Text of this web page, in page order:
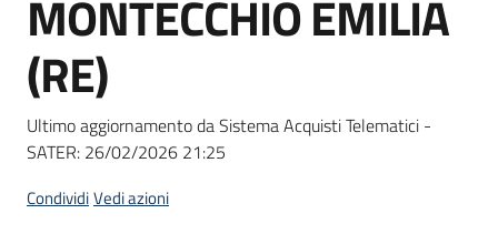
English
site
su
MONTECCHIO EMILIA
(RE)
Ultimo aggiornamento da Sistema Acquisti Telematici -
SATER: 26/02/2026 21:25
CondividiVedi azioni